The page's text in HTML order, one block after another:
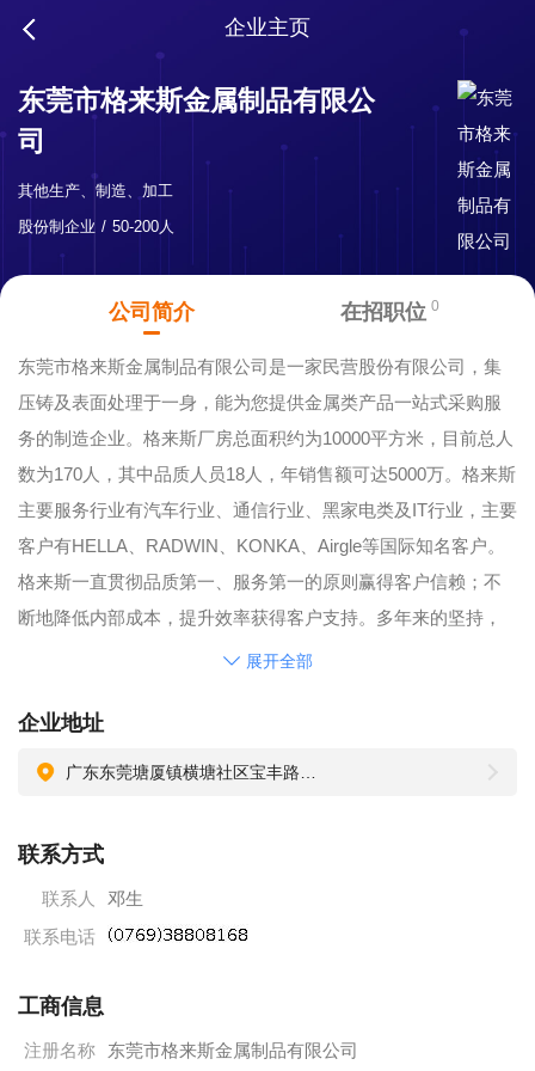
企业主页
东莞市格来斯金属制品有限公
司
其他生产、制造、加工
股份制企业
50-200人
公司简介 在招职位 0
东莞市格来斯金属制品有限公司是一家民营股份有限公司，集
压铸及表面处理于一身，能为您提供金属类产品一站式采购服
务的制造企业。格来斯厂房总面积约为10000平方米，目前总人
数为170人，其中品质人员18人，年销售额可达5000万。格来斯
主要服务行业有汽车行业、通信行业、黑家电类及IT行业，主要
客户有HELLA、RADWIN、KONKA、Airgle等国际知名客户。
格来斯一直贯彻品质第一、服务第一的原则赢得客户信赖；不
断地降低内部成本，提升效率获得客户支持。多年来的坚持，
使格来斯与客户共同进步，共创辉煌！
展开全部
企业地址
联系方式
联系人
邓生
联系电话
工商信息
注册名称 东莞市格来斯金属制品有限公司